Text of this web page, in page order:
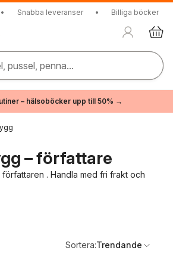
• Snabba leveranser • Billiga böcker
pussel, penna...
– hälsoböcker upp till 50% →
– författare
. Handla med fri frakt och
Sortera:Trendande